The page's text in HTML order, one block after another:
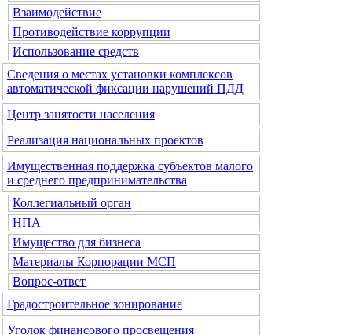
Взаимодействие
Противодействие коррупции
Использование средств
Сведения о местах установки комплексов
автоматической фиксации нарушений ПДД
Центр занятости населения
Реализация национальных проектов
Имущественная поддержка субъектов малого
и среднего предпринимательства
Коллегиальный орган
НПА
Имущество для бизнеса
Материалы Корпорации МСП
Вопрос-ответ
Градостроительное зонирование
Уголок финансового просвещения